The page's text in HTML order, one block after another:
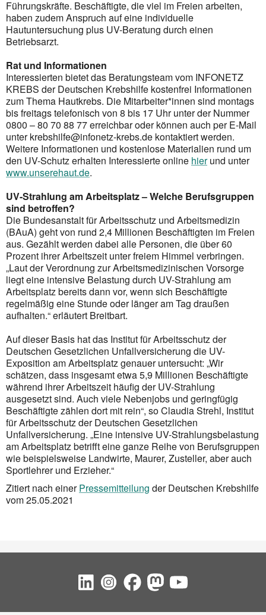
Führungskräfte. Beschäftigte, die viel im Freien arbeiten,
haben zudem Anspruch auf eine individuelle
Hautuntersuchung plus UV-Beratung durch einen
Betriebsarzt.
Rat und Informationen
Interessierten bietet das Beratungsteam vom INFONETZ
KREBS der Deutschen Krebshilfe kostenfrei Informationen
zum Thema Hautkrebs. Die Mitarbeiter*innen sind montags
bis freitags telefonisch von 8 bis 17 Uhr unter der Nummer
0800 – 80 70 88 77 erreichbar oder können auch per E-Mail
unter krebshilfe@infonetz-krebs.de kontaktiert werden.
Weitere Informationen und kostenlose Materialien rund um
den UV-Schutz erhalten Interessierte online hierund unter
www.unserehaut.de.
UV-Strahlung am Arbeitsplatz – Welche Berufsgruppen
sind betroffen?
Die Bundesanstalt für Arbeitsschutz und Arbeitsmedizin
(BAuA) geht von rund 2,4 Millionen Beschäftigten im Freien
aus. Gezählt werden dabei alle Personen, die über 60
Prozent ihrer Arbeitszeit unter freiem Himmel verbringen.
„Laut der Verordnung zur Arbeitsmedizinischen Vorsorge
liegt eine intensive Belastung durch UV-Strahlung am
Arbeitsplatz bereits dann vor, wenn sich Beschäftigte
regelmäßig eine Stunde oder länger am Tag draußen
aufhalten.“ erläutert Breitbart.
Auf dieser Basis hat das Institut für Arbeitsschutz der
Deutschen Gesetzlichen Unfallversicherung die UV-
Exposition am Arbeitsplatz genauer untersucht: „Wir
schätzen, dass insgesamt etwa 5,9 Millionen Beschäftigte
während ihrer Arbeitszeit häufig der UV-Strahlung
ausgesetzt sind. Auch viele Nebenjobs und geringfügig
Beschäftigte zählen dort mit rein“, so Claudia Strehl, Institut
für Arbeitsschutz der Deutschen Gesetzlichen
Unfallversicherung. „Eine intensive UV-Strahlungsbelastung
am Arbeitsplatz betrifft eine ganze Reihe von Berufsgruppen
wie beispielsweise Landwirte, Maurer, Zusteller, aber auch
Sportlehrer und Erzieher.“
Zitiert nach einerPressemitteilung der Deutschen Krebshilfe
vom 25.05.2021
Social Bookmarks